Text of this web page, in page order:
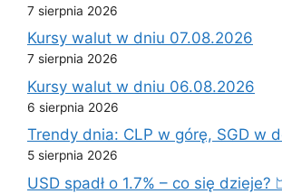
7 sierpnia 2026
Kursy walut w dniu 07.08.2026
7 sierpnia 2026
Kursy walut w dniu 06.08.2026
6 sierpnia 2026
Trendy dnia: CLP w górę, SGD w
5 sierpnia 2026
USD spadł o 1.7% – co się dzieje?